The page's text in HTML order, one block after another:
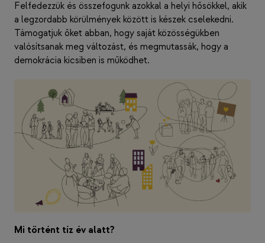
Felfedezzük és összefogunk azokkal a helyi hősökkel, akik
a legzordabb körülmények között is készek cselekedni.
Támogatjuk őket abban, hogy saját közösségükben
valósítsanak meg változást, és megmutassák, hogy a
demokrácia kicsiben is működhet.
Mi történt tíz év alatt?